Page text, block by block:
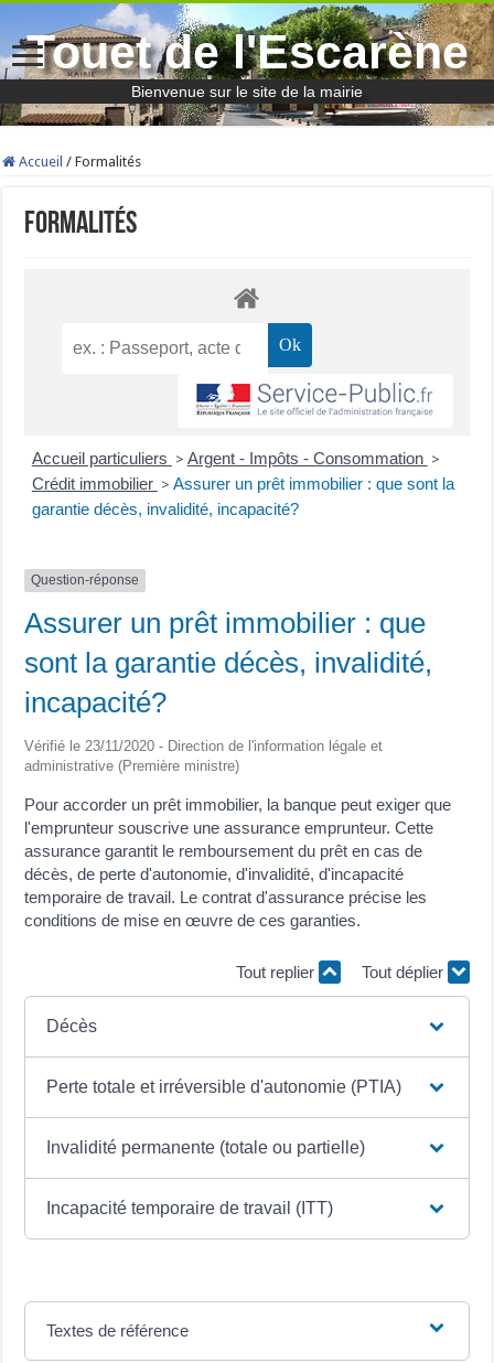
Touet de l'Escarène
Bienvenue sur le site de la mairie
Accueil / Formalités
Formalités
Accueil particuliers > Argent - Impôts - Consommation >
Crédit immobilier > Assurer un prêt immobilier : que sont la
garantie décès, invalidité, incapacité?
Question-réponse
Assurer un prêt immobilier : que
sont la garantie décès, invalidité,
incapacité?
Vérifié le 23/11/2020 - Direction de l'information légale et
administrative (Première ministre)
Pour accorder un prêt immobilier, la banque peut exiger que
l'emprunteur souscrive une assurance emprunteur. Cette
assurance garantit le remboursement du prêt en cas de
décès, de perte d'autonomie, d'invalidité, d'incapacité
temporaire de travail. Le contrat d'assurance précise les
conditions de mise en œuvre de ces garanties.
Tout replier Tout déplier
Décès
Perte totale et irréversible d'autonomie (PTIA)
Invalidité permanente (totale ou partielle)
Incapacité temporaire de travail (ITT)
Textes de référence